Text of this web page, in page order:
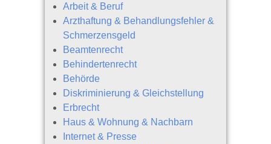
Arbeit & Beruf
Arzthaftung & Behandlungsfehler &
Schmerzensgeld
Beamtenrecht
Behindertenrecht
Behörde
Diskriminierung & Gleichstellung
Erbrecht
Haus & Wohnung & Nachbarn
Internet & Presse